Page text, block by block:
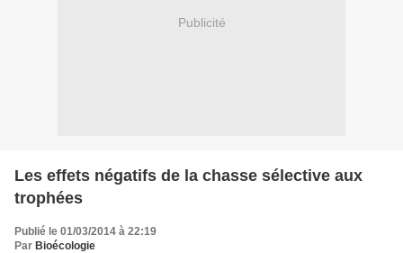
Publicité
Les effets négatifs de la chasse sélective aux
trophées
Publié le 01/03/2014 à 22:19
Par Bioécologie